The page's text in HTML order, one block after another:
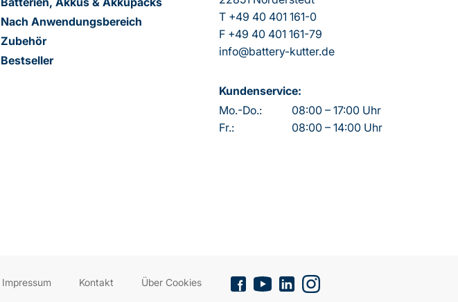
Nach Anwendungsbereich
Zubehör
Bestseller
T +49 40 401 161-0
F +49 40 401 161-79
info@battery-kutter.de
Kundenservice:
Mo.-Do.:
08:00 – 17:00 Uhr
Fr.:
08:00 – 14:00 Uhr
Impressum Kontakt Über Cookies